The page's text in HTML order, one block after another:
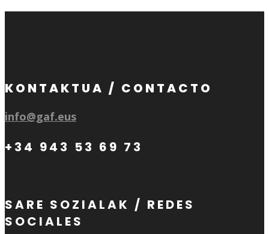
KONTAKTUA / CONTACTO
info@gaf.eus
+34 943 53 69 73
SARE SOZIALAK / REDES
SOCIALES